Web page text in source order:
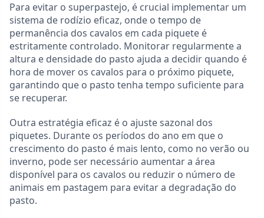
Para evitar o superpastejo, é crucial implementar um
sistema de rodízio eficaz, onde o tempo de
permanência dos cavalos em cada piquete é
estritamente controlado. Monitorar regularmente a
altura e densidade do pasto ajuda a decidir quando é
hora de mover os cavalos para o próximo piquete,
garantindo que o pasto tenha tempo suficiente para
se recuperar.
Outra estratégia eficaz é o ajuste sazonal dos
piquetes. Durante os períodos do ano em que o
crescimento do pasto é mais lento, como no verão ou
inverno, pode ser necessário aumentar a área
disponível para os cavalos ou reduzir o número de
animais em pastagem para evitar a degradação do
pasto.